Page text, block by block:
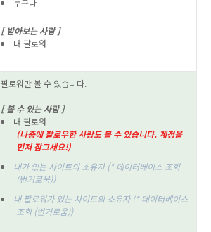
[ 받아보는 사람 ]
내 팔로워
팔로워만 볼 수 있습니다.
[ 볼 수 있는 사람 ]
내 팔로워
(나중에 팔로우한 사람도 볼 수 있습니다. 계정을
먼저 잠그세요!)
내가 있는 사이트의 소유자 (* 데이터베이스 조회
(번거로움))
내 팔로워가 있는 사이트의 소유자 (* 데이터베이스
조회 (번거로움))